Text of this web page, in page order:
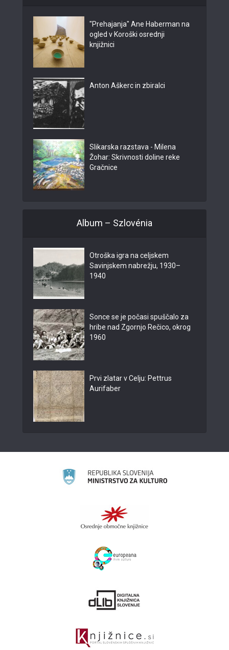
"Prehajanja" Ane Haberman na
ogled v Koroški osrednji
knjižnici
Anton Aškerc in zbiralci
Slikarska razstava - Milena
Žohar: Skrivnosti doline reke
Gračnice
Album – Szlovénia
Otroška igra na celjskem
Savinjskem nabrežju, 1930–
1940
Sonce se je počasi spuščalo za
hribe nad Zgornjo Rečico, okrog
1960
Prvi zlatar v Celju: Pettrus
Aurifaber